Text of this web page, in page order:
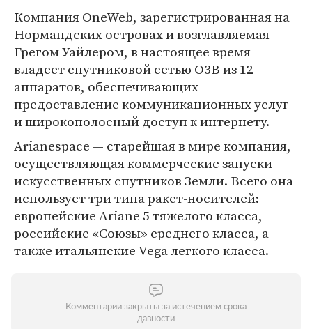
Компания OneWeb, зарегистрированная на
Нормандских островах и возглавляемая
Грегом Уайлером, в настоящее время
владеет спутниковой сетью O3B из 12
аппаратов, обеспечивающих
предоставление коммуникационных услуг
и широкополосный доступ к интернету.
Arianespace — старейшая в мире компания,
осуществляющая коммерческие запуски
искусственных спутников Земли. Всего она
использует три типа ракет-носителей:
европейские Ariane 5 тяжелого класса,
российские «Союзы» среднего класса, а
также итальянские Vega легкого класса.
Комментарии закрыты за истечением срока
давности